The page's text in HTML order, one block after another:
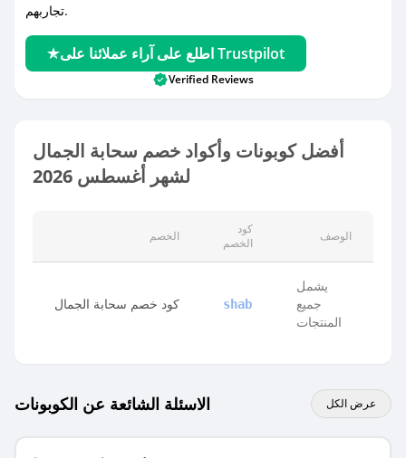
تجاربهم.
اطلع على آراء عملائنا على Trustpilot
Verified Reviews
أفضل كوبونات وأكواد خصم سحابة الجمال
لشهر أغسطس 2026
الخصم
كود
الخصم
الوصف
كود خصم سحابة الجمال shab
يشمل
جميع
المنتجات
الاسئلة الشائعة عن الكوبونات عرض الكل